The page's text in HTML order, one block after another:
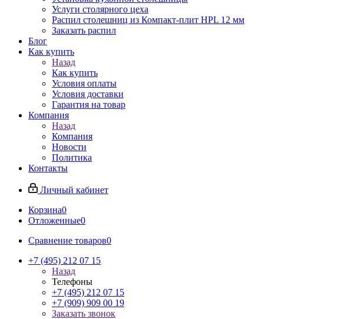
Услуги столярного цеха
Распил столешниц из Компакт-плит HPL 12 мм
Заказать распил
Блог
Как купить
Назад
Как купить
Условия оплаты
Условия доставки
Гарантия на товар
Компания
Назад
Компания
Новости
Политика
Контакты
Личный кабинет
Корзина0
Отложенные0
Сравнение товаров0
+7 (495) 212 07 15
Назад
Телефоны
+7 (495) 212 07 15
+7 (909) 909 00 19
Заказать звонок